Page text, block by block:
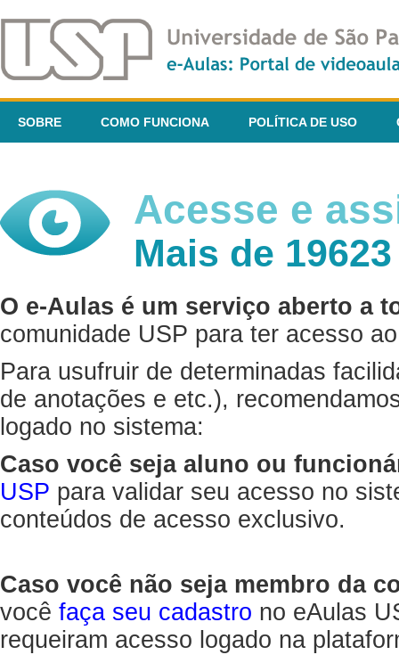
SOBRE COMO FUNCIONA POLÍTICA DE USO
Acesse e
Mais de
O e-Aulas é um serviço aberto a
comunidade USP para ter acesso
Para usufruir de determinadas
de anotações e etc.),
logado no sistema:
Caso você seja aluno ou
USP para validar seu acesso no
conteúdos de acesso exclusivo.
Caso você não seja membro da
você faça seu cadastro no eAulas
requeiram acesso logado na